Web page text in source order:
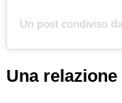
Una